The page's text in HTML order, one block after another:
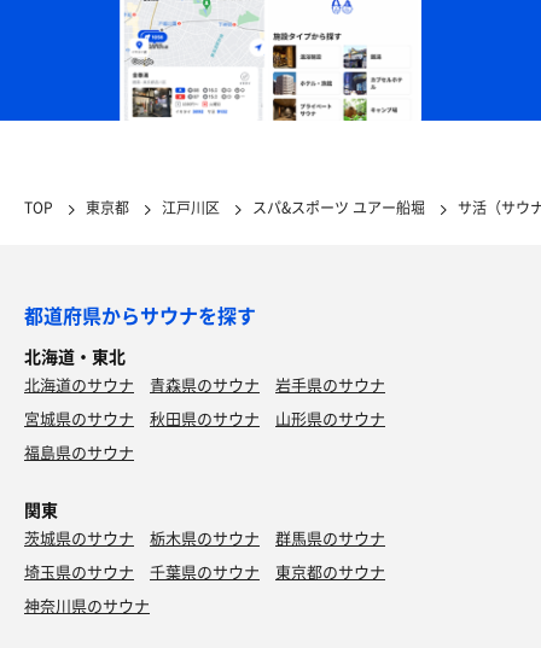
TOP 東京都 江戸川区 スパ&スポーツ ユアー船堀 サ活（サウ
都道府県からサウナを探す
北海道・東北
北海道のサウナ 青森県のサウナ
岩手県のサウナ
宮城県のサウナ
秋田県のサウナ
山形県のサウナ
福島県のサウナ
関東
茨城県のサウナ 栃木県のサウナ
群馬県のサウナ
埼玉県のサウナ
千葉県のサウナ
東京都のサウナ
神奈川県のサウナ